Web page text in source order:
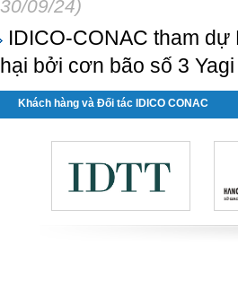
30/09/24)
IDICO-CONAC tham
hại bởi cơn bão số 3
Khách hàng và Đối tác IDICO CONAC